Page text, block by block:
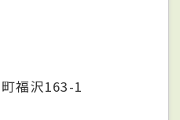
福沢163-1